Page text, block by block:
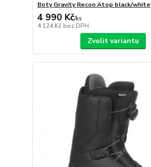
Boty Gravity Recon Atop black/white
4 990 Kč/ks
4 124 Kč bez DPH
Zvolit variantu